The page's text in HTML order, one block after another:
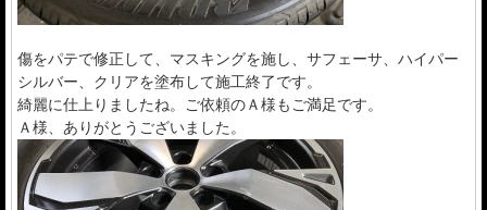
傷をパテで修正して、マスキングを施し、サフェーサ、ハイパー
シルバー、クリアを塗布して施工終了です。
綺麗に仕上りましたね。ご依頼のＡ様もご満足です。
Ａ様、ありがとうございました。